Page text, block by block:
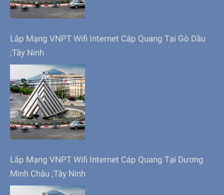
Lắp Mạng VNPT Wifi Internet Cáp Quang Tại Gò Dầu
;Tây Ninh
Lắp Mạng VNPT Wifi Internet Cáp Quang Tại Dương
Minh Châu ;Tây Ninh